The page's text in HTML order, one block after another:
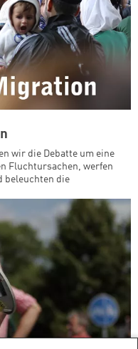
wir die Debatte um eine
Fluchtursachen, werfen
beleuchten die